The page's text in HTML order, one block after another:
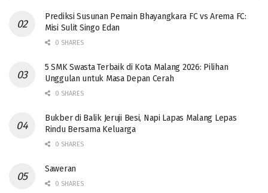
Prediksi Susunan Pemain Bhayangkara FC vs Arema FC:
Misi Sulit Singo Edan
0 SHARES
5 SMK Swasta Terbaik di Kota Malang 2026: Pilihan
Unggulan untuk Masa Depan Cerah
0 SHARES
Bukber di Balik Jeruji Besi, Napi Lapas Malang Lepas
Rindu Bersama Keluarga
0 SHARES
Saweran
0 SHARES